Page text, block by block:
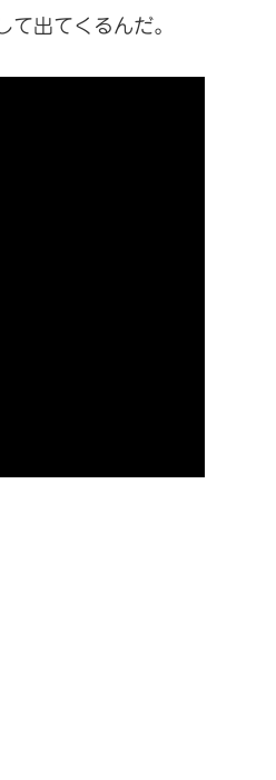
出てくるんだ。